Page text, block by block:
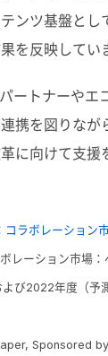
ンツ基盤とし
を反映してい
ートナーやエ
携を図りなが
に向けて支援
ラボレーション
レーション市場：
び2022年度（予
Sponsored